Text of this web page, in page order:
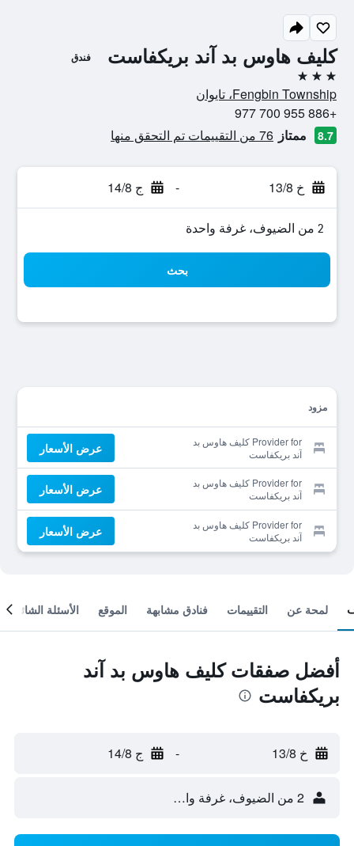
كليف هاوس بد آند بريكفاست فندق
3 نجوم
Fengbin Township، تايوان
+886 955 700 977
8.7 ممتاز 76 من التقييمات تم التحقق منها
خ 13/8 - ج 14/8
2 من الضيوف، غرفة واحدة
بحث
مزود
Provider for كليف هاوس بد
آند بريكفاست
عرض الأسعار
Provider for كليف هاوس بد
آند بريكفاست
عرض الأسعار
Provider for كليف هاوس بد
آند بريكفاست
عرض الأسعار
لمحة عن التقييمات فنادق مشابهة الموقع الأسئلة الشائعة
أفضل صفقات كليف هاوس بد آند
بريكفاست
خ 13/8 - ج 14/8
2 من الضيوف، غرفة واحدة